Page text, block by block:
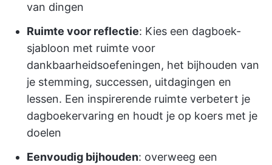
van dingen
Ruimte voor reflectie: Kies een dagboek-
sjabloon met ruimte voor
dankbaarheidsoefeningen, het bijhouden van
je stemming, successen, uitdagingen en
lessen. Een inspirerende ruimte verbetert je
dagboekervaring en houdt je op koers met je
doelen
Eenvoudig bijhouden: overweeg een